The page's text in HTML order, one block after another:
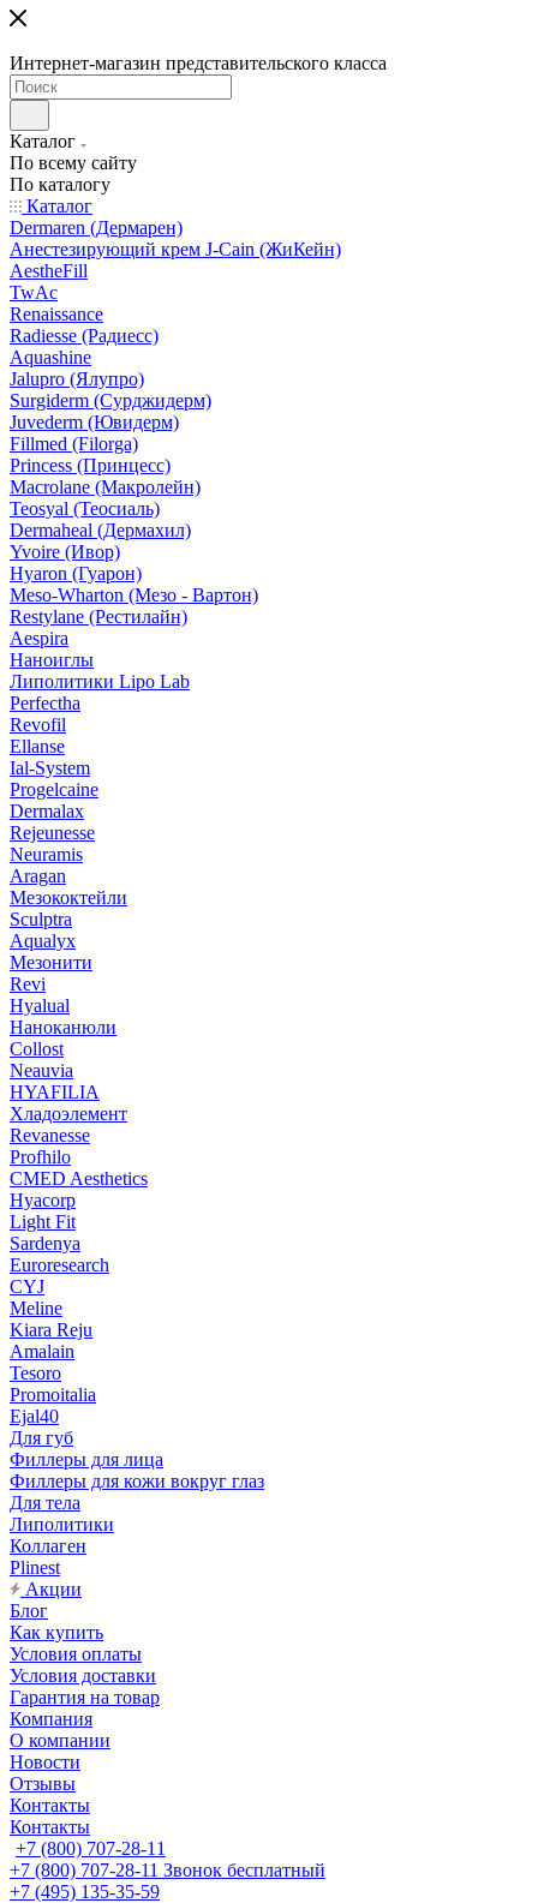
Интернет-магазин представительского класса
Каталог
По всему сайту
По каталогу
Каталог
Dermaren (Дермарен)
Анестезирующий крем J-Cain (ЖиКейн)
AestheFill
TwAc
Renaissance
Radiesse (Радиесс)
Aquashine
Jalupro (Ялупро)
Surgiderm (Сурджидерм)
Juvederm (Ювидерм)
Fillmed (Filorga)
Princess (Принцесс)
Macrolane (Макролейн)
Teosyal (Теосиаль)
Dermaheal (Дермахил)
Yvoire (Ивор)
Hyaron (Гуарон)
Meso-Wharton (Мезо - Вартон)
Restylane (Рестилайн)
Aespira
Наноиглы
Липолитики Lipo Lab
Perfectha
Revofil
Ellanse
Ial-System
Progelcaine
Dermalax
Rejeunesse
Neuramis
Aragan
Мезококтейли
Sculptra
Aqualyx
Мезонити
Revi
Hyalual
Наноканюли
Collost
Neauvia
HYAFILIA
Хладоэлемент
Revanesse
Profhilo
CMED Aesthetics
Hyacorp
Light Fit
Sardenya
Euroresearch
CYJ
Meline
Kiara Reju
Amalain
Tesoro
Promoitalia
Ejal40
Для губ
Филлеры для лица
Филлеры для кожи вокруг глаз
Для тела
Липолитики
Коллаген
Plinest
Акции
Блог
Как купить
Условия оплаты
Условия доставки
Гарантия на товар
Компания
О компании
Новости
Отзывы
Контакты
Контакты
+7 (800) 707-28-11
+7 (800) 707-28-11 Звонок бесплатный
+7 (495) 135-35-59